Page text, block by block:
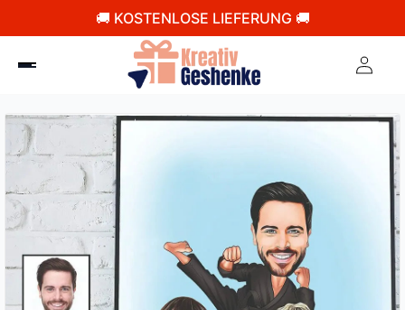
🚚 KOSTENLOSE LIEFERUNG 🚚